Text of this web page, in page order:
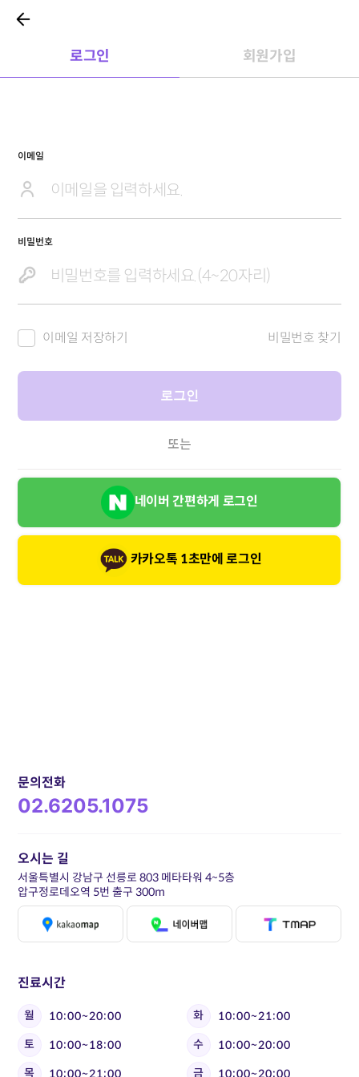
로그인 회원가입
이메일
비밀번호
이메일 저장하기 비밀번호 찾기
로그인
또는
네이버 간편하게 로그인
카카오톡 1초만에 로그인
문의전화
02.6205.1075
진료시간
월 10:00~20:00 화
10:00~21:00
토
10:00~18:00 수
10:00~20:00
목
10:00~21:00 금 10:00~20:00
오시는 길
서울특별시 강남구 선릉로 803 메타타워 4~5층
압구정로데오역 5번 출구 300m